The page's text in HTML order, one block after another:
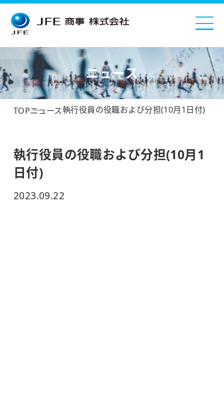
ニュース
TOPニュース執行役員の役職および分担(10月1日付)
執行役員の役職および分担(10月1
日付)
2023.09.22